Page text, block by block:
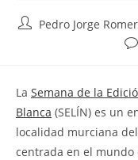
AutorPedro Jorge
La Semana de la
Blanca (SELÍN) es un
localidad murciana
centrada en el